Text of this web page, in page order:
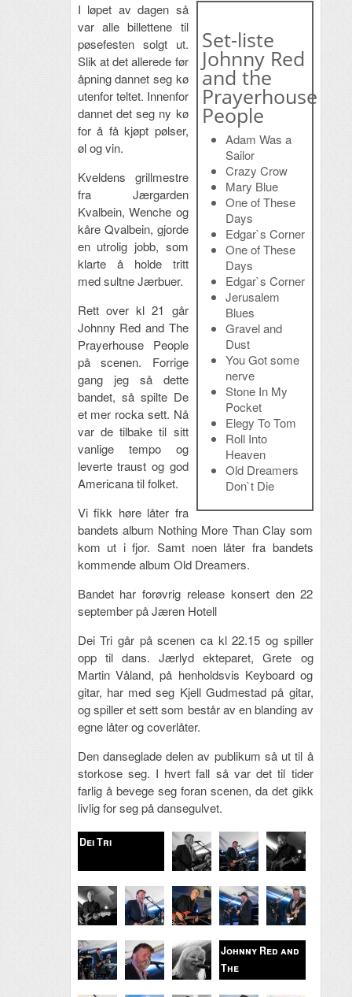
Set-liste
Johnny Red
and the
Prayerhouse
People
Adam Was a
Sailor
Crazy Crow
Mary Blue
One of These
Days
Edgar`s Corner
One of These
Days
Edgar`s Corner
Jerusalem
Blues
Gravel and
Dust
You Got some
nerve
Stone In My
Pocket
Elegy To Tom
Roll Into
Heaven
Old Dreamers
Don`t Die
I løpet av dagen så
var alle billettene til
pøsefesten solgt ut.
Slik at det allerede før
åpning dannet seg kø
utenfor teltet. Innenfor
dannet det seg ny kø
for å få kjøpt pølser,
øl og vin.
Kveldens grillmestre
fra Jærgarden
Kvalbein, Wenche og
kåre Qvalbein, gjorde
en utrolig jobb, som
klarte å holde tritt
med sultne Jærbuer.
Rett over kl 21 går
Johnny Red and The
Prayerhouse People
på scenen. Forrige
gang jeg så dette
bandet, så spilte De
et mer rocka sett. Nå
var de tilbake til sitt
vanlige tempo og
leverte traust og god
Americana til folket.
Vi fikk høre låter fra
bandets album Nothing More Than Clay som
kom ut i fjor. Samt noen låter fra bandets
kommende album Old Dreamers.
Bandet har forøvrig release konsert den 22
september på Jæren Hotell
Dei Tri går på scenen ca kl 22.15 og spiller
opp til dans. Jærlyd ekteparet, Grete og
Martin Våland, på henholdsvis Keyboard og
gitar, har med seg Kjell Gudmestad på gitar,
og spiller et sett som består av en blanding av
egne låter og coverlåter.
Den danseglade delen av publikum så ut til å
storkose seg. I hvert fall så var det til tider
farlig å bevege seg foran scenen, da det gikk
livlig for seg på dansegulvet.
Dei Tri
Johnny Red and
The